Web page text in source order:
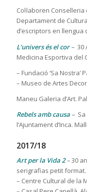
Col·laboren
Departament de
d’escriptors en llengua
L’univers és el cor– 30
Medicina Esportiva del
– Fundació ‘Sa Nostra’
– Museo de Artes
Maneu Galeria d’Art.
Rebels amb causa–
l’Ajuntament d’Inca.
2017/18
Art per la Vida 2–30
serigrafias petit format.
– Centre Cultural de la